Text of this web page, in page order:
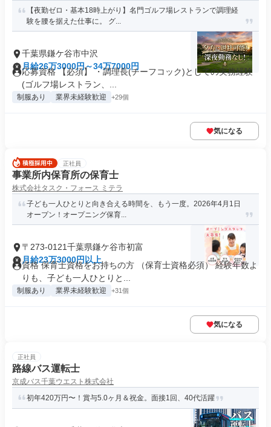
【夜勤ゼロ・基本18時上がり】名門ゴルフ場レストランで調理経
験を腰を据えた仕事に。 グ...
千葉県鎌ケ谷市中沢
月給26万3000円～34万7000円
応募資格 【必須】 ・調理長(チーフコック)としての実務経験
(ゴルフ場レストラン、...
制服あり 業界未経験歓迎 +29個
気になる
正社員
事業所内保育所の保育士
株式会社タスク・フォース ミテラ
子ども一人ひとりと向き合える時間を、もう一度。2026年4月1日
オープン！オープニング保育...
〒273-0121千葉県鎌ケ谷市初富
月給23万3000円以上
資格 保育士資格をお持ちの方 （保育士資格必須） 経験年数よ
りも、子ども一人ひとりと...
制服あり 業界未経験歓迎 +31個
気になる
正社員
路線バス運転士
京成バス千葉ウエスト株式会社
初年420万円〜！賞与5.0ヶ月＆祝金。面接1回、40代活躍